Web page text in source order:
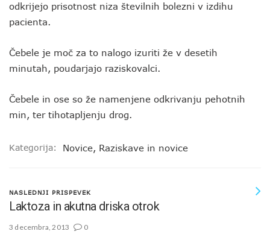
odkrijejo prisotnost niza številnih bolezni v izdihu
pacienta.
Čebele je moč za to nalogo izuriti že v desetih
minutah, poudarjajo raziskovalci.
Čebele in ose so že namenjene odkrivanju pehotnih
min, ter tihotapljenju drog.
Kategorija: Novice, Raziskave in novice
NASLEDNJI PRISPEVEK
Laktoza in akutna driska otrok
3 decembra, 2013 0